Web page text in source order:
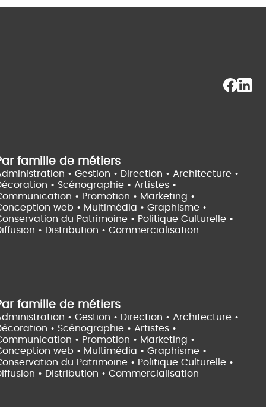
famille de métiers
• Gestion • Direction • Architecture •
• Scénographie • Artistes •
• Promotion • Marketing •
web • Multimédia • Graphisme •
du Patrimoine • Politique Culturelle •
• Distribution • Commercialisation
famille de métiers
• Gestion • Direction • Architecture •
• Scénographie • Artistes •
• Promotion • Marketing •
web • Multimédia • Graphisme •
du Patrimoine • Politique Culturelle •
• Distribution • Commercialisation